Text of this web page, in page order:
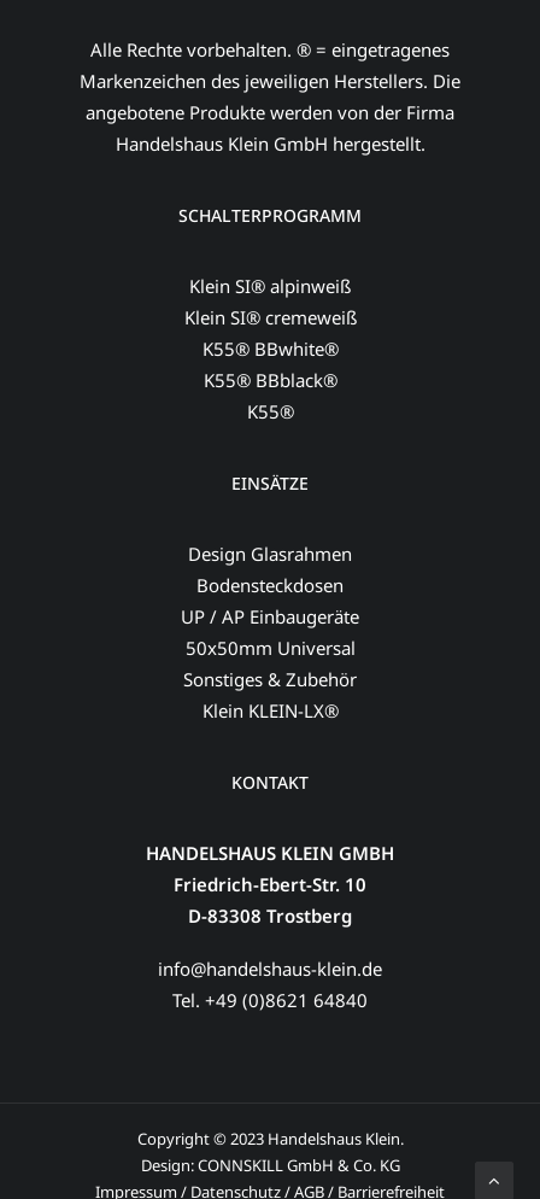
Alle Rechte vorbehalten. ® = eingetragenes
Markenzeichen des jeweiligen Herstellers. Die
angebotene Produkte werden von der Firma
Handelshaus Klein GmbH hergestellt.
SCHALTERPROGRAMM
Klein SI® alpinweiß
Klein SI® cremeweiß
K55® BBwhite®
K55® BBblack®
K55®
EINSÄTZE
Design Glasrahmen
Bodensteckdosen
UP / AP Einbaugeräte
50x50mm Universal
Sonstiges & Zubehör
Klein KLEIN-LX®
KONTAKT
HANDELSHAUS KLEIN GMBH
Friedrich-Ebert-Str. 10
D-83308 Trostberg
info@handelshaus-klein.de
Tel. +49 (0)8621 64840
Copyright © 2023 Handelshaus Klein.
Design:CONNSKILL GmbH & Co. KG
Impressum/ Datenschutz/AGB/ Barrierefreiheit